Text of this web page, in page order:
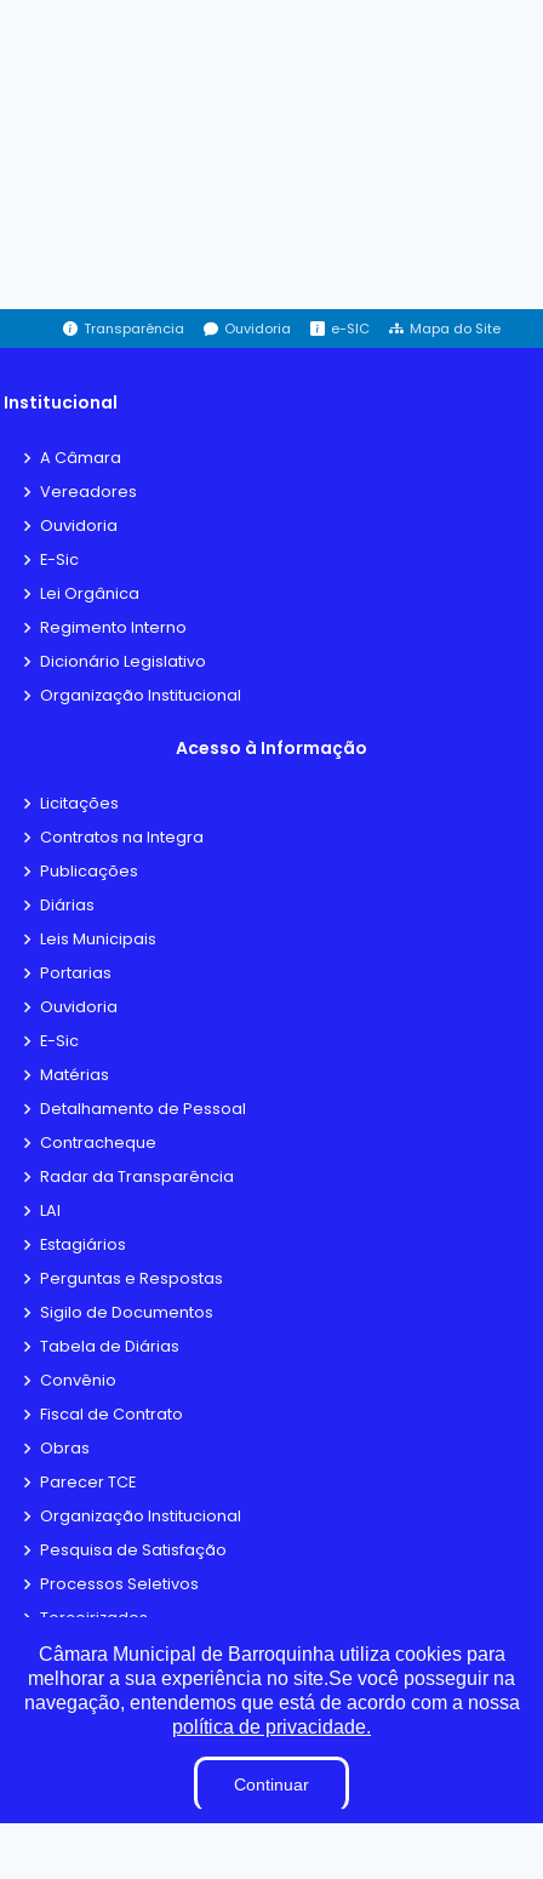
Transparência Ouvidoria e-SIC Mapa do Site
Institucional
A Câmara
Vereadores
Ouvidoria
E-Sic
Lei Orgânica
Regimento Interno
Dicionário Legislativo
Organização Institucional
Acesso à Informação
Licitações
Contratos na Integra
Publicações
Diárias
Leis Municipais
Portarias
Ouvidoria
E-Sic
Matérias
Detalhamento de Pessoal
Contracheque
Radar da Transparência
LAI
Estagiários
Perguntas e Respostas
Sigilo de Documentos
Tabela de Diárias
Convênio
Fiscal de Contrato
Obras
Parecer TCE
Organização Institucional
Pesquisa de Satisfação
Processos Seletivos
Terceirizados
Plano Estratégico Institucional
Inidôneas
Relatório de Gestão Municipal
Verbas Indenizatórias
Projetos de Leis e Atos Infralegais
LGPD
Câmara Municipal de Barroquinha utiliza cookies para
melhorar a sua experiência no site.Se você posseguir na
navegação, entendemos que está de acordo com a nossa
política de privacidade.
Continuar